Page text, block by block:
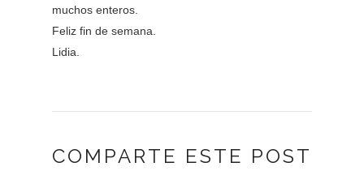
muchos enteros.
Feliz fin de semana.
Lidia.
COMPARTE ESTE POST